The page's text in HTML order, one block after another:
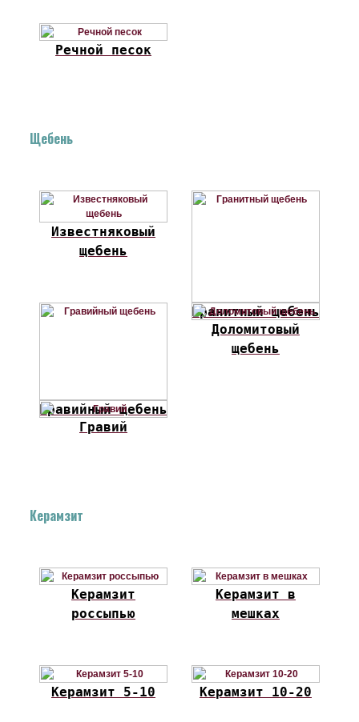
Речной песок
Щебень
Известняковый
щебень
Гранитный щебень
Гравийный щебень
Доломитовый
щебень
Гравий
Керамзит
Керамзит
россыпью
Керамзит в
мешках
Керамзит 5-10 Керамзит 10-20